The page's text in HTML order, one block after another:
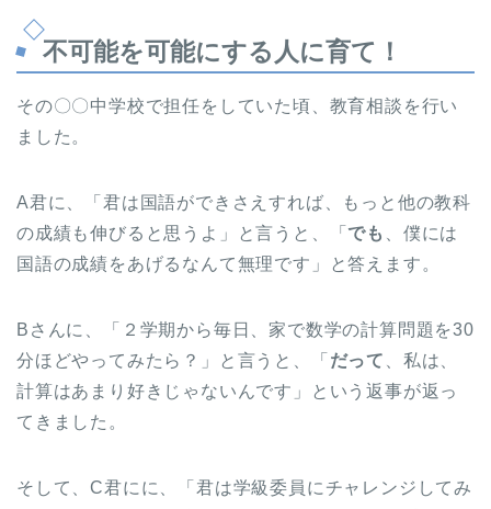
不可能を可能にする人に育て！
その〇〇中学校で担任をしていた頃、教育相談を行い
ました。
A君に、「君は国語ができさえすれば、もっと他の教科
の成績も伸びると思うよ」と言うと、「でも
、僕には
国語の成績をあげるなんて無理です」と答えます。
Bさんに、「２学期から毎日、家で数学の計算問題を30
分ほどやってみたら？」と言うと、「 だって
、私は、
計算はあまり好きじゃないんです」という返事が返っ
てきました。
そして、C君にに、「君は学級委員にチャレンジしてみ